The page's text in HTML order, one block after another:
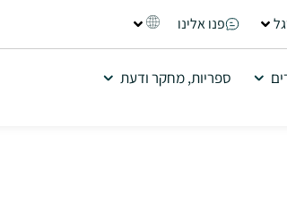
פנו אלינו
ספריות, מחקר ודעת